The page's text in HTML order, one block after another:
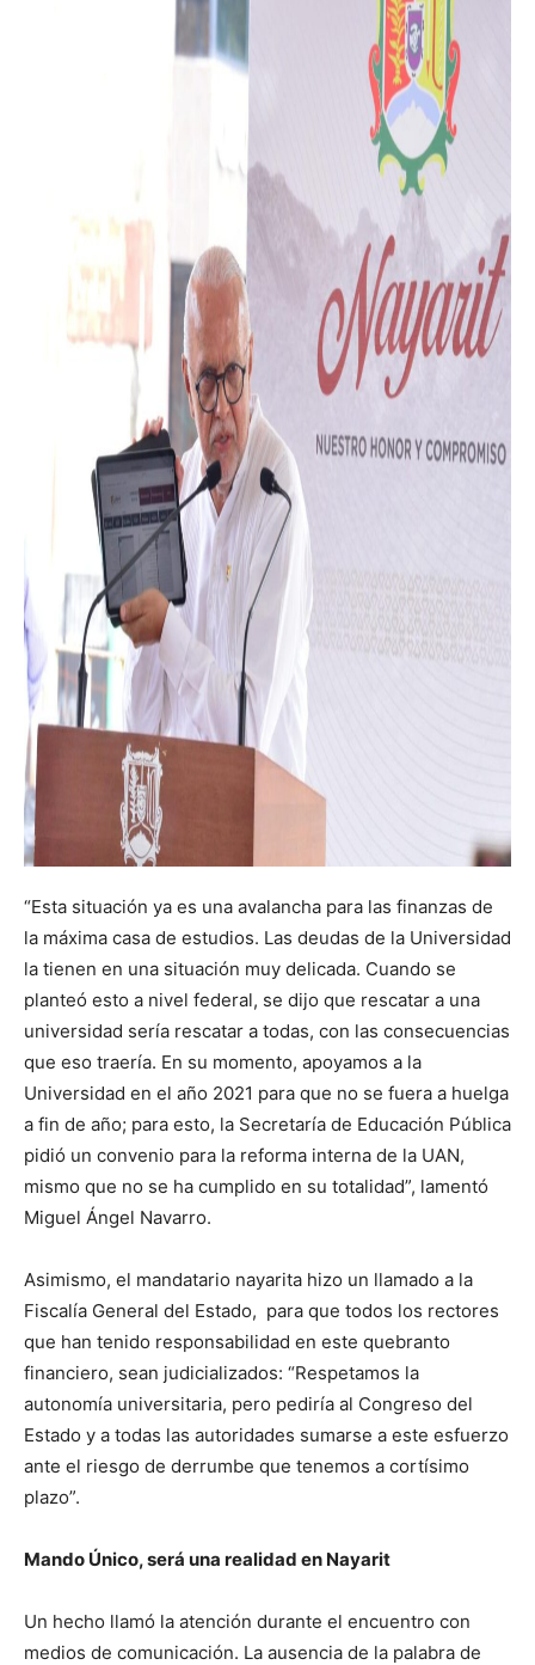
“Esta situación ya es una avalancha para las finanzas de
la máxima casa de estudios. Las deudas de la Universidad
la tienen en una situación muy delicada. Cuando se
planteó esto a nivel federal, se dijo que rescatar a una
universidad sería rescatar a todas, con las consecuencias
que eso traería. En su momento, apoyamos a la
Universidad en el año 2021 para que no se fuera a huelga
a fin de año; para esto, la Secretaría de Educación Pública
pidió un convenio para la reforma interna de la UAN,
mismo que no se ha cumplido en su totalidad”, lamentó
Miguel Ángel Navarro.
Asimismo, el mandatario nayarita hizo un llamado a la
Fiscalía General del Estado, para que todos los rectores
que han tenido responsabilidad en este quebranto
financiero, sean judicializados: “Respetamos la
autonomía universitaria, pero pediría al Congreso del
Estado y a todas las autoridades sumarse a este esfuerzo
ante el riesgo de derrumbe que tenemos a cortísimo
plazo”.
Mando Único, será una realidad en Nayarit
Un hecho llamó la atención durante el encuentro con
medios de comunicación. La ausencia de la palabra de